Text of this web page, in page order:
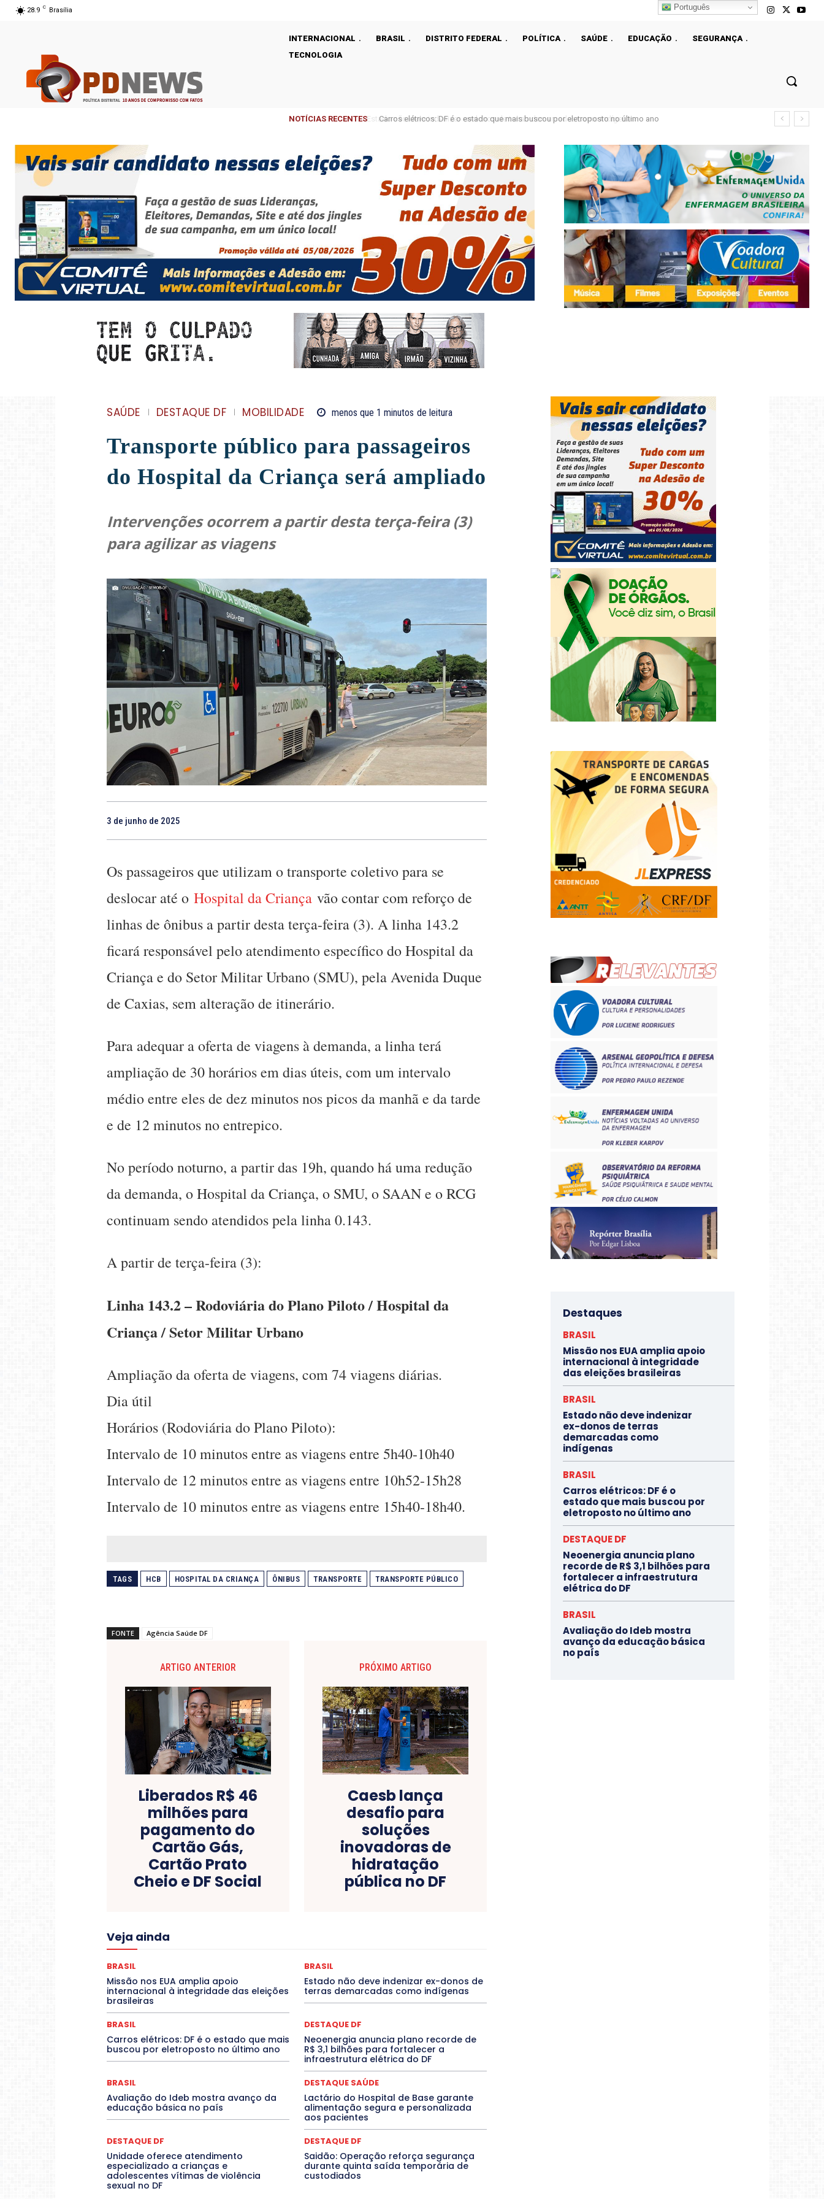
28.9 C Brasília
INTERNACIONAL BRASIL DISTRITO FEDERAL POLÍTICA SAÚDE EDUCAÇÃO
SEGURANÇA
TECNOLOGIA
NOTÍCIAS RECENTES Carros elétricos: DF é o estado que mais buscou por eletroposto no último ano
SAÚDE DESTAQUE DF MOBILIDADE menos que 1 minutos de leitura
Transporte público para passageiros
do Hospital da Criança será ampliado
Intervenções ocorrem a partir desta terça-feira (3)
para agilizar as viagens
3 de junho de 2025
Os passageiros que utilizam o transporte coletivo para se
deslocar até o Hospital da Criança vão contar com reforço de
linhas de ônibus a partir desta terça-feira (3). A linha 143.2
ficará responsável pelo atendimento específico do Hospital da
Criança e do Setor Militar Urbano (SMU), pela Avenida Duque
de Caxias, sem alteração de itinerário.
Para adequar a oferta de viagens à demanda, a linha terá
ampliação de 30 horários em dias úteis, com um intervalo
médio entre eles de dez minutos nos picos da manhã e da tarde
e de 12 minutos no entrepico.
No período noturno, a partir das 19h, quando há uma redução
da demanda, o Hospital da Criança, o SMU, o SAAN e o RCG
continuam sendo atendidos pela linha 0.143.
A partir de terça-feira (3):
Linha 143.2 – Rodoviária do Plano Piloto / Hospital da
Criança / Setor Militar Urbano
Ampliação da oferta de viagens, com 74 viagens diárias.
Dia útil
Horários (Rodoviária do Plano Piloto):
Intervalo de 10 minutos entre as viagens entre 5h40-10h40
Intervalo de 12 minutos entre as viagens entre 10h52-15h28
Intervalo de 10 minutos entre as viagens entre 15h40-18h40.
TAGS HCB HOSPITAL DA CRIANÇA ÔNIBUS TRANSPORTE TRANSPORTE PÚBLICO
FONTE Agência Saúde DF
ARTIGO ANTERIOR
Liberados R$ 46
milhões para
pagamento do
Cartão Gás,
Cartão Prato
Cheio e DF Social
PRÓXIMO ARTIGO
Caesb lança
desafio para
soluções
inovadoras de
hidratação
pública no DF
Veja ainda
COLUNAS
CONTRATO TEMPORÁRIO
DESTAQUE BRASIL
Destaques Enfermagem Unida DESTAQUES OUTROS
DISTRITO FEDERAL
EDUCAÇÃO
ELEIÇÕES EMPREGO E OPORTUNIDADES ENTORNO
Especial
Espírito Santo
ESPORTE ESTÁGIO EVENTOS EXPOSIÇÃO Featured
Febre Amarela
LITERATURA Maranhão
Minas Gerais
O Plantonista
Opinião Oropouche Pará Paraíba Paraná Pernambuco
Piauí
POLÍTICA
PROCESSO SELETIVO PUBLIEDITORIAL
QUALIFICAÇÃO PROFISSIONAL
RESIDÊNCIA
Rio de Janeiro Rio Grande do Sul Roraima Santa Catarina
SEGURANÇA Soltando o Verbo
TÁ FROID?
TIC TAC Tocantins
Mais
BRASIL
Missão nos EUA amplia apoio
internacional à integridade das eleições
brasileiras
BRASIL
Estado não deve indenizar ex-donos de
terras demarcadas como indígenas
BRASIL
Carros elétricos: DF é o estado que mais
buscou por eletroposto no último ano
DESTAQUE DF
Neoenergia anuncia plano recorde de
R$ 3,1 bilhões para fortalecer a
infraestrutura elétrica do DF
BRASIL
Avaliação do Ideb mostra avanço da
educação básica no país
DESTAQUE SAÚDE
Lactário do Hospital de Base garante
alimentação segura e personalizada
aos pacientes
DESTAQUE DF
Unidade oferece atendimento
especializado a crianças e
adolescentes vítimas de violência
sexual no DF
DESTAQUE DF
Saidão: Operação reforça segurança
durante quinta saída temporária de
custodiados
Destaques
BRASIL
Missão nos EUA amplia apoio
internacional à integridade
das eleições brasileiras
BRASIL
Estado não deve indenizar
ex-donos de terras
demarcadas como
indígenas
BRASIL
Carros elétricos: DF é o
estado que mais buscou por
eletroposto no último ano
DESTAQUE DF
Neoenergia anuncia plano
recorde de R$ 3,1 bilhões para
fortalecer a infraestrutura
elétrica do DF
BRASIL
Avaliação do Ideb mostra
avanço da educação básica
no país
Português